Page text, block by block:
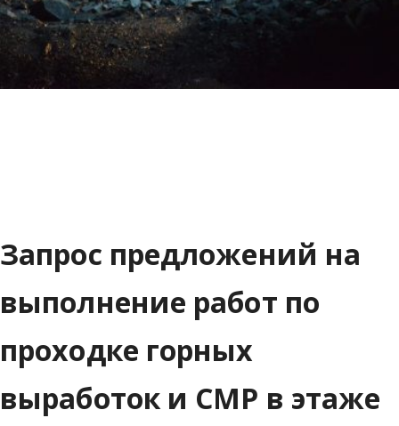
Запрос предложений на
выполнение работ по
проходке горных
выработок и СМР в этаже